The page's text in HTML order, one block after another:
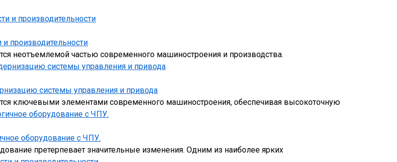
производительности
неотъемлемой частью современного машиностроения и производства.
системы управления и привода
ключевыми элементами современного машиностроения, обеспечивая высокоточную
оборудование с ЧПУ.
претерпевает значительные изменения. Одним из наиболее ярких